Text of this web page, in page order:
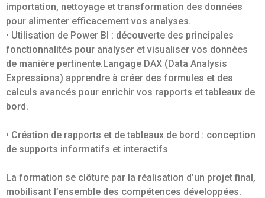
importation, nettoyage et transformation des données
pour alimenter efficacement vos analyses.
• Utilisation de Power BI : découverte des principales
fonctionnalités pour analyser et visualiser vos données
de manière pertinente.Langage DAX (Data Analysis
Expressions) apprendre à créer des formules et des
calculs avancés pour enrichir vos rapports et tableaux de
bord.
• Création de rapports et de tableaux de bord : conception
de supports informatifs et interactifs
La formation se clôture par la réalisation d’un projet final,
mobilisant l’ensemble des compétences développées.